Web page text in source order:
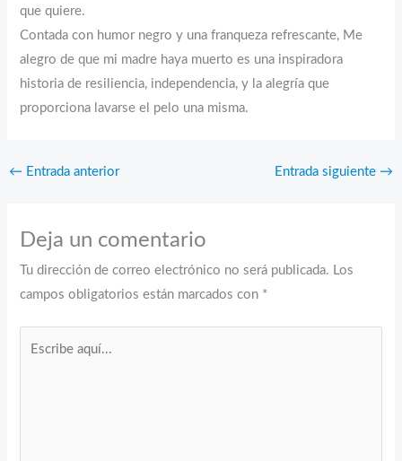
que quiere.
Contada con humor negro y una franqueza refrescante, Me
alegro de que mi madre haya muerto es una inspiradora
historia de resiliencia, independencia, y la alegría que
proporciona lavarse el pelo una misma.
← Entrada anterior Entrada siguiente →
Deja un comentario
Tu dirección de correo electrónico no será publicada. Los
campos obligatorios están marcados con *